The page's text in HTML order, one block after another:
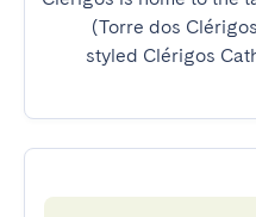
(Torre dos
styled Clérigos